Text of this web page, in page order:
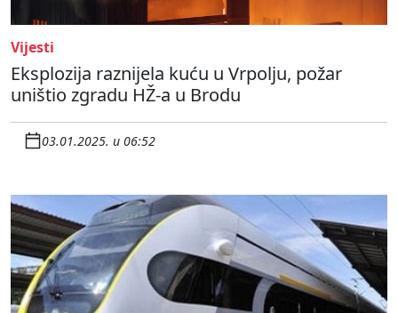
Vijesti
Eksplozija raznijela kuću u Vrpolju, požar
uništio zgradu HŽ-a u Brodu
03.01.2025. u 06:52